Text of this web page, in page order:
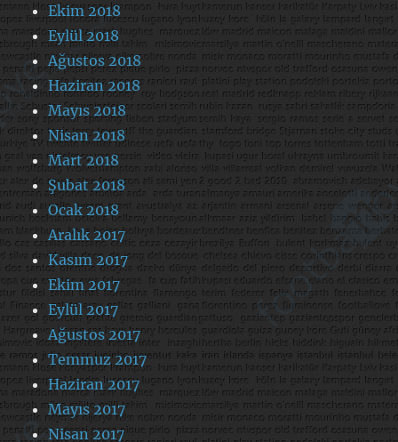
Ekim 2018
Eylül 2018
Ağustos 2018
Haziran 2018
Mayıs 2018
Nisan 2018
Mart 2018
Şubat 2018
Ocak 2018
Aralık 2017
Kasım 2017
Ekim 2017
Eylül 2017
Ağustos 2017
Temmuz 2017
Haziran 2017
Mayıs 2017
Nisan 2017